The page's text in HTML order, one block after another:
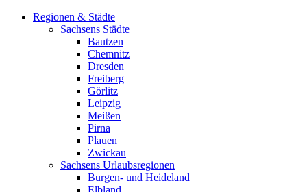
Regionen & Städte
Sachsens Städte
Bautzen
Chemnitz
Dresden
Freiberg
Görlitz
Leipzig
Meißen
Pirna
Plauen
Zwickau
Sachsens Urlaubsregionen
Burgen- und Heideland
Elbland